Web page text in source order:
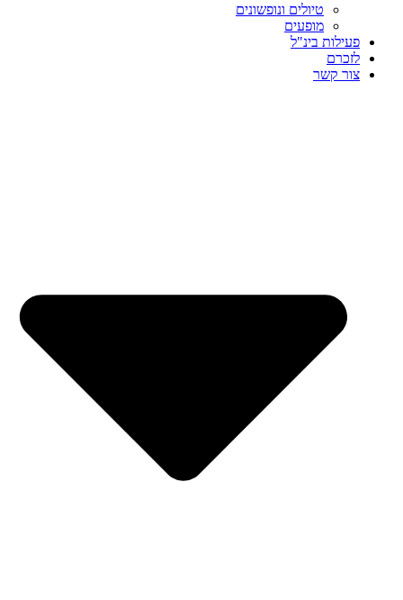
טיולים ונופשונים
מופעים
פעילות בינ"ל
לזכרם
צור קשר